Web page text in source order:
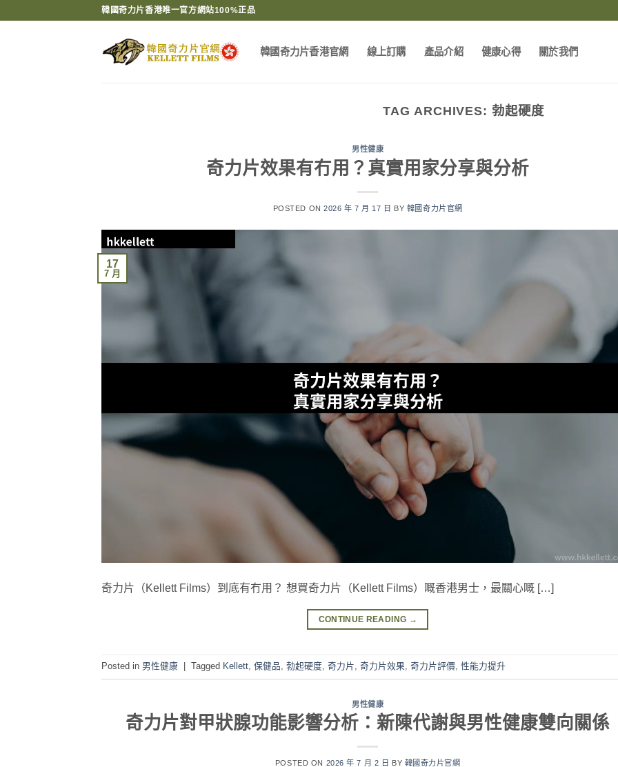
韓國奇力片香港唯一官方網站100%正品
韓國奇力片香港官網 線上訂購 產品介紹 健康心得 關於我們
TAG ARCHIVES: 勃起硬度
男性健康
奇力片效果有冇用？真實用家分享與分析
POSTED ON2026 年 7 月 17 日 BY 韓國奇力片官網
17
7 月
奇力片（Kellett Films）到底有冇用？ 想買奇力片（Kellett Films）嘅香港男士，最關心嘅 […]
CONTINUE READING →
Posted in 男性健康 Tagged Kellett 保健品 勃起硬度 奇力片 奇力片效果 奇力片評價 性能力提升
男性健康
奇力片對甲狀腺功能影響分析：新陳代謝與男性健康雙向關係
POSTED ON 2026 年 7 月 2 日 BY 韓國奇力片官網